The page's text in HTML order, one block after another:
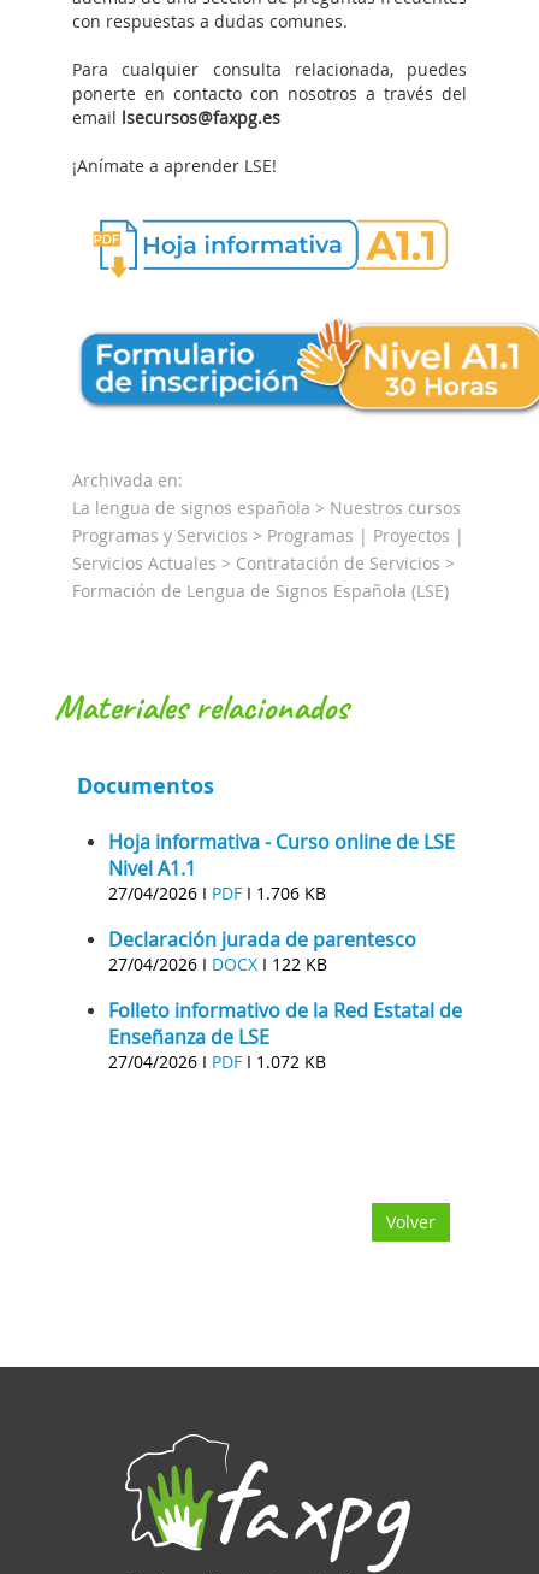
con respuestas a dudas comunes.
Para cualquier consulta relacionada, puedes
ponerte en contacto con nosotros a través del
email lsecursos@faxpg.es
¡Anímate a aprender LSE!
Archivada en:
La lengua de signos española > Nuestros cursos
Programas y Servicios > Programas | Proyectos |
Servicios Actuales > Contratación de Servicios >
Formación de Lengua de Signos Española (LSE)
materiales relacionados
Documentos
Hoja informativa - Curso online de LSE
Nivel A1.1
27/04/2026 I PDF I 1.706 KB
Declaración jurada de parentesco
27/04/2026 I DOCX I 122 KB
Folleto informativo de la Red Estatal de
Enseñanza de LSE
27/04/2026 I PDF I 1.072 KB
Volver